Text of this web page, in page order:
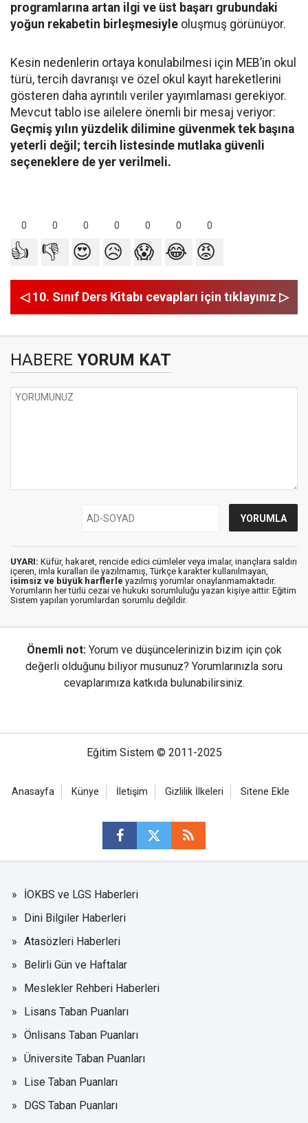
programlarına artan ilgi ve üst başarı grubundaki
yoğun rekabetin birleşmesiyle oluşmuş görünüyor.
Kesin nedenlerin ortaya konulabilmesi için MEB’in okul
türü, tercih davranışı ve özel okul kayıt hareketlerini
gösteren daha ayrıntılı veriler yayımlaması gerekiyor.
Mevcut tablo ise ailelere önemli bir mesaj veriyor:
Geçmiş yılın yüzdelik dilimine güvenmek tek başına
yeterli değil; tercih listesinde mutlaka güvenli
seçeneklere de yer verilmeli.
0 0 0 0 0 0 0
👍 👎 😍 😥 😱 😂 😡
◁ 10. Sınıf Ders Kitabı cevapları için tıklayınız ▷
HABERE YORUM KAT
UYARI: Küfür, hakaret, rencide edici cümleler veya imalar, inançlara saldırı
içeren, imla kuralları ile yazılmamış, Türkçe karakter kullanılmayan,
isimsiz ve büyük harflerle yazılmış yorumlar onaylanmamaktadır.
Yorumların her türlü cezai ve hukuki sorumluluğu yazan kişiye aittir. Eğitim
Sistem yapılan yorumlardan sorumlu değildir.
Önemli not: Yorum ve düşüncelerinizin bizim için çok
değerli olduğunu biliyor musunuz? Yorumlarınızla soru
cevaplarımıza katkıda bulunabilirsiniz.
Eğitim Sistem © 2011-2025
Anasayfa Künye İletişim Gizlilik İlkeleri Sitene Ekle
İOKBS ve LGS Haberleri
Dini Bilgiler Haberleri
Atasözleri Haberleri
Belirli Gün ve Haftalar
Meslekler Rehberi Haberleri
Lisans Taban Puanları
Önlisans Taban Puanları
Üniversite Taban Puanları
Lise Taban Puanları
DGS Taban Puanları